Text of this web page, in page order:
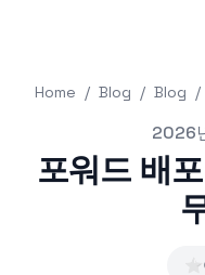
Home / Blog / Blog /
2026
포워드 배
⭐